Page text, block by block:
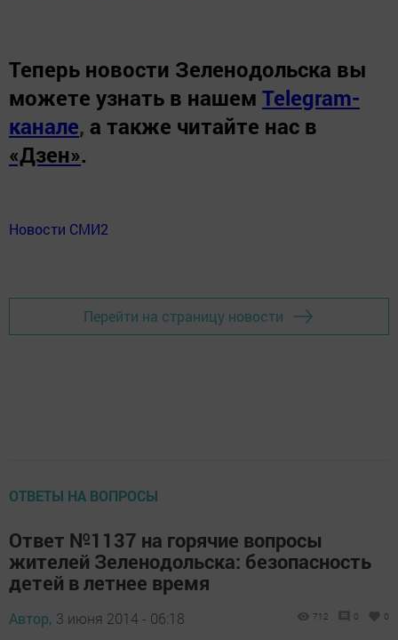
Теперь новости Зеленодольска вы
можете узнать в нашем Telegram-
канале, а также читайте нас в
«Дзен».
Новости СМИ2
Перейти на страницу новости
ОТВЕТЫ НА ВОПРОСЫ
Ответ №1137 на горячие вопросы
жителей Зеленодольска: безопасность
детей в летнее время
Автор, 3 июня 2014 - 06:18 712 0 0